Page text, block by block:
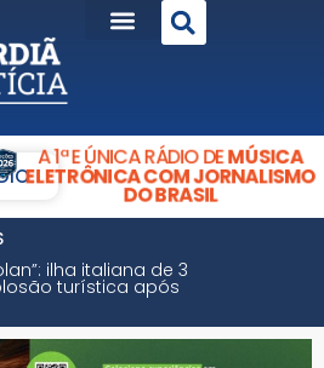
A 1ª E ÚNICA RÁDIO DEMÚSICA
ELETRÔNICA COM JORNALISMO
DO BRASIL
ilha italiana de 3
turística após